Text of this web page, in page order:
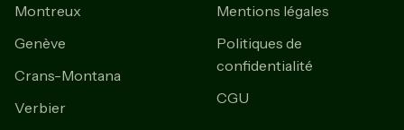
Montreux
Genève
Crans-Montana
Verbier
Mentions légales
Politiques de
confidentialité
CGU